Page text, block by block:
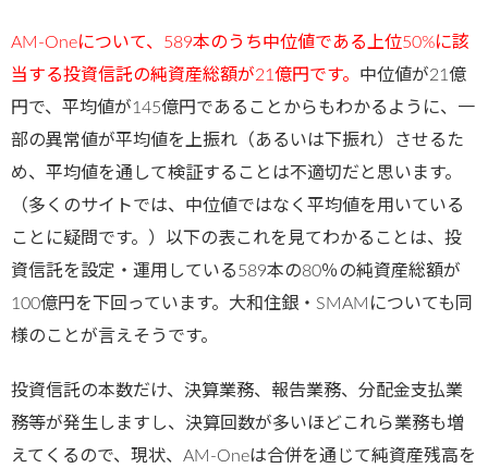
AM-Oneについて、589本のうち中位値である上位50%に該
当する投資信託の純資産総額が21億円です。 中位値が21億
円で、平均値が145億円であることからもわかるように、一
部の異常値が平均値を上振れ（あるいは下振れ）させるた
め、平均値を通して検証することは不適切だと思います。
（多くのサイトでは、中位値ではなく平均値を用いている
ことに疑問です。）以下の表これを見てわかることは、投
資信託を設定・運用している589本の80％の純資産総額が
100億円を下回っています。大和住銀・SMAMについても同
様のことが言えそうです。
投資信託の本数だけ、決算業務、報告業務、分配金支払業
務等が発生しますし、決算回数が多いほどこれら業務も増
えてくるので、現状、AM-Oneは合併を通じて純資産残高を